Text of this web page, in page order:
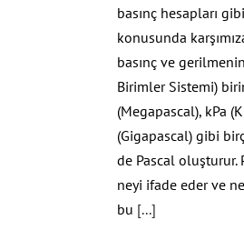
basınç hesapları
konusunda
basınç ve
Birimler Sistemi)
(Megapascal), kPa
(Gigapascal) gibi
de Pascal oluşturur.
neyi ifade eder ve
bu [...]